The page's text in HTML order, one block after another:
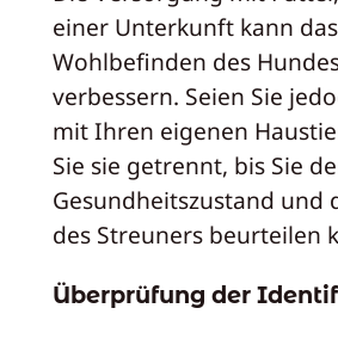
einer Unterkunft kann das
Wohlbefinden des
verbessern. Seien Sie
mit Ihren eigenen
Sie sie getrennt, bis Sie
Gesundheitszustand und
des Streuners beurteilen
Überprüfung der